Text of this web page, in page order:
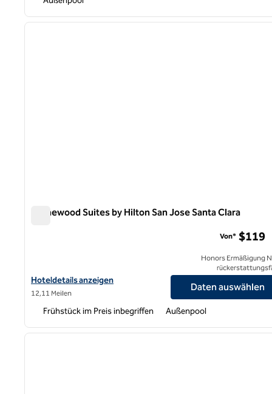
1 von 12
Homewood Suites by Hilton San Jose Santa Clara
Hoteldetails für Homewood Suites by Hilton San Jose Santa
Hoteldetails anzeigen
12,11 Meilen
Von* $119
Honors Ermäßigung
Daten auswählen
Frühstück im Preis inbegriffen Außenpool
1 von 12